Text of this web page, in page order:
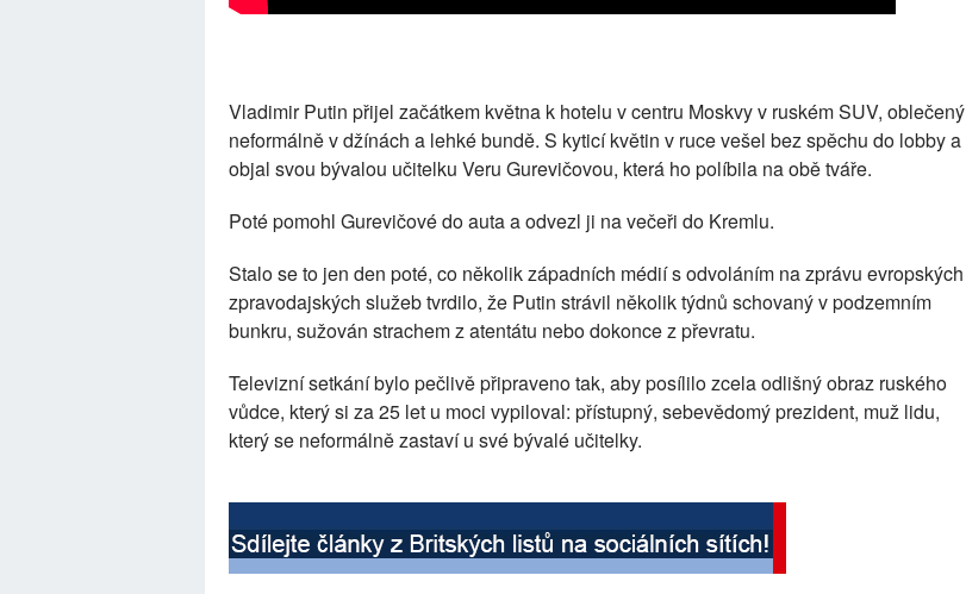
Vladimir Putin přijel začátkem května k hotelu v centru Moskvy v ruském SUV, oblečený
neformálně v džínách a lehké bundě. S kyticí květin v ruce vešel bez spěchu do lobby a
objal svou bývalou učitelku Veru Gurevičovou, která ho políbila na obě tváře.
Poté pomohl Gurevičové do auta a odvezl ji na večeři do Kremlu.
Stalo se to jen den poté, co několik západních médií s odvoláním na zprávu evropských
zpravodajských služeb tvrdilo, že Putin strávil několik týdnů schovaný v podzemním
bunkru, sužován strachem z atentátu nebo dokonce z převratu.
Televizní setkání bylo pečlivě připraveno tak, aby posílilo zcela odlišný obraz ruského
vůdce, který si za 25 let u moci vypiloval: přístupný, sebevědomý prezident, muž lidu,
který se neformálně zastaví u své bývalé učitelky.